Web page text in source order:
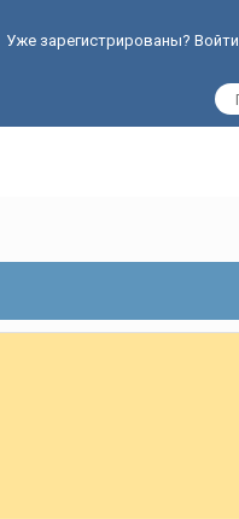
Уже зарегистрированы? Войти